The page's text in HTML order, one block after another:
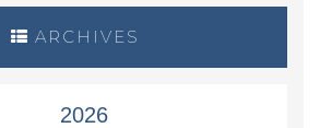
ARCHIVES
2026